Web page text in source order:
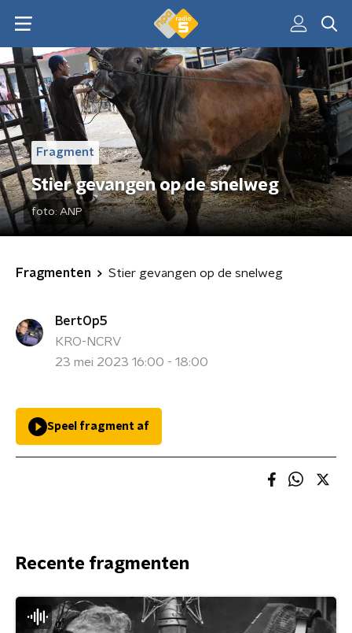
Fragment
Stier gevangen op de snelweg
foto: ANP
Fragmenten Stier gevangen op de snelweg
BertOp5
KRO-NCRV
23 mei 2023 16:00 - 18:00
Speel fragment af
Recente fragmenten